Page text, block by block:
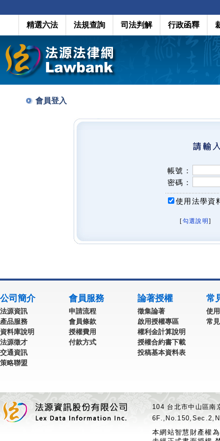
精選六法 法規查詢 司法判解 行政函釋
會員登入
帳號：
密碼：
使用法學資
[勾選說明 ]
公司簡介
法源資訊
產品服務
資料庫說明
法源徵才
交通資訊
策略聯盟
會員服務
申請流程
會員條款
授權費用
付款方式
論著授權
徵集論著
啟用授權專區
權利金計算說明
授權合約書下載
投稿基本資料表
常
使
常
104 台北市中山區
本網站智慧財產權